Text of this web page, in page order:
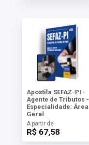
Apostila SEFAZ-PI -
Agente de Tributos -
Especialidade: Área
Geral
A partir de
R$ 67,58